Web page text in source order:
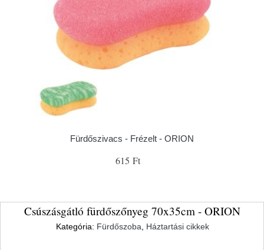
Fürdőszivacs - Frézelt - ORION
615 Ft
Csúszásgátló fürdőszőnyeg 70x35cm - ORION
Kategória: Fürdőszoba Háztartási cikkek